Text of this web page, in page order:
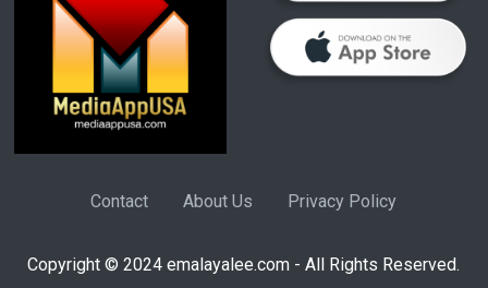
Contact About Us Privacy Policy
Copyright © 2024 emalayalee.com - All Rights Reserved.